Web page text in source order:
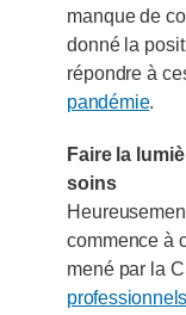
manque de
donné la
répondre à
pandémie.
Faire la
soins
commence à
mené par la